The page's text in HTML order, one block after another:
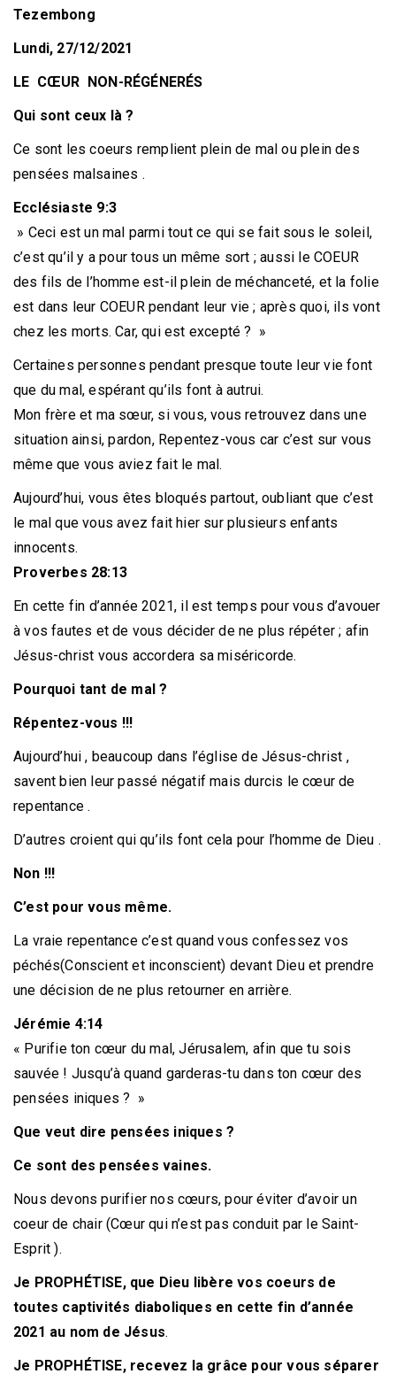
Tezembong
Lundi, 27/12/2021
LE CŒUR NON-RÉGÉNERÉS
Qui sont ceux là ?
Ce sont les coeurs remplient plein de mal ou plein des
pensées malsaines .
Ecclésiaste 9:3
» Ceci est un mal parmi tout ce qui se fait sous le soleil,
c’est qu’il y a pour tous un même sort ; aussi le COEUR
des fils de l’homme est-il plein de méchanceté, et la folie
est dans leur COEUR pendant leur vie ; après quoi, ils vont
chez les morts. Car, qui est excepté ? »
Certaines personnes pendant presque toute leur vie font
que du mal, espérant qu’ils font à autrui.
Mon frère et ma sœur, si vous, vous retrouvez dans une
situation ainsi, pardon, Repentez-vous car c’est sur vous
même que vous aviez fait le mal.
Aujourd’hui, vous êtes bloqués partout, oubliant que c’est
le mal que vous avez fait hier sur plusieurs enfants
innocents.
Proverbes 28:13
En cette fin d’année 2021, il est temps pour vous d’avouer
à vos fautes et de vous décider de ne plus répéter ; afin
Jésus-christ vous accordera sa miséricorde.
Pourquoi tant de mal ?
Répentez-vous !!!
Aujourd’hui , beaucoup dans l’église de Jésus-christ ,
savent bien leur passé négatif mais durcis le cœur de
repentance .
D’autres croient qui qu’ils font cela pour l’homme de Dieu .
Non !!!
C’est pour vous même.
La vraie repentance c’est quand vous confessez vos
péchés(Conscient et inconscient) devant Dieu et prendre
une décision de ne plus retourner en arrière.
Jérémie 4:14
« Purifie ton cœur du mal, Jérusalem, afin que tu sois
sauvée ! Jusqu’à quand garderas-tu dans ton cœur des
pensées iniques ? »
Que veut dire pensées iniques ?
Ce sont des pensées vaines.
Nous devons purifier nos cœurs, pour éviter d’avoir un
coeur de chair (Cœur qui n’est pas conduit par le Saint-
Esprit ).
Je PROPHÉTISE, que Dieu libère vos coeurs de
toutes captivités diaboliques en cette fin d’année
2021 au nom de Jésus.
Je PROPHÉTISE, recevez la grâce pour vous séparer